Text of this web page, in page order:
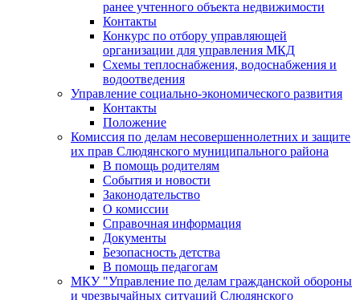
ранее учтенного объекта недвижимости
Контакты
Конкурс по отбору управляющей
организации для управления МКД
Схемы теплоснабжения, водоснабжения и
водоотведения
Управление социально-экономического развития
Контакты
Положение
Комиссия по делам несовершеннолетних и защите
их прав Слюдянского муниципального района
В помощь родителям
События и новости
Законодательство
О комиссии
Справочная информация
Документы
Безопасность детства
В помощь педагогам
МКУ "Управление по делам гражданской обороны
и чрезвычайных ситуаций Слюдянского